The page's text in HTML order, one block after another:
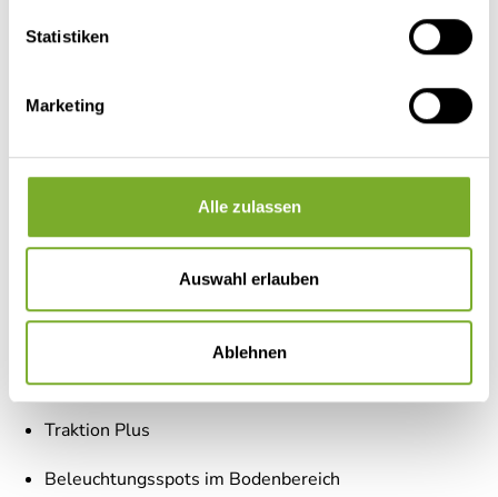
Statistiken
Marketing
Alle zulassen
Auswahl erlauben
Ablehnen
Multifunktionslenkrad mit Bedienelement
Fliegenschutztür
Vorbereitung SAT, Klimaanlage, inkl. Dachverstärkung
Vorbereitung Solar
Panoramafenster in T-Haube
Traktion Plus
Beleuchtungsspots im Bodenbereich